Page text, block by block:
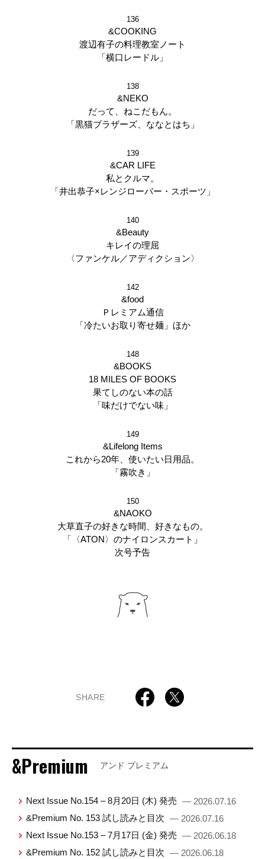
136
&COOKING
渡辺有子の料理教室ノート
「横口レードル」
138
&NEKO
だって、ねこだもん。
「黒猫ブラザーズ、ななとはち」
139
&CAR LIFE
私とクルマ。
「井出恭子×レンジローバー・スポーツ」
140
&Beauty
キレイの理屈
〈ファンケル／アディクション〉
142
&food
Ｐレミアム通信
「冷たいお取り寄せ麺」ほか
148
&BOOKS
18 MILES OF BOOKS
果てしのない本の話
「味だけでない味」
149
&Lifelong Items
これから20年、使いたい日用品。
「霧吹き」
150
&NAOKO
大草直子の好きな時間、好きなもの。
「〈ATON〉のナイロンスカート」
次号予告
SHARE
&Premium アンド プレミアム
Next Issue No.154 – 8月20日 (木) 発売 — 2026.07.16
&Premium No. 153 試し読みと目次 — 2026.07.16
Next Issue No.153 – 7月17日 (金) 発売 — 2026.06.18
&Premium No. 152 試し読みと目次 — 2026.06.18